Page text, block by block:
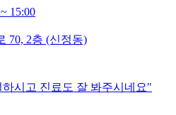
15:00
70, 2층 (신정동)
시고 진료도 잘 봐주시네요"